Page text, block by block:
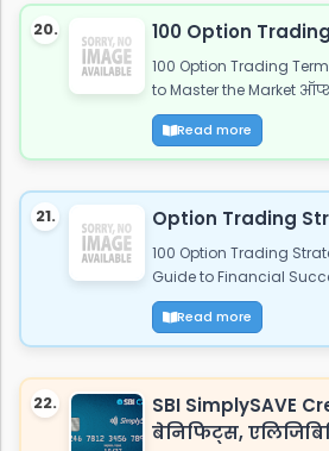
20. 100 Option
100 Option Trading
to Master the Market
Read more
21. Option Trading
100 Option Trading
Guide to Financial
Read more
22.
SBI SimplySAVE
बेनिफिट्स,